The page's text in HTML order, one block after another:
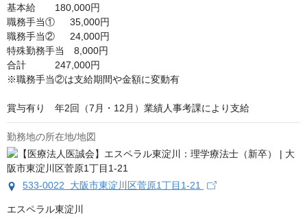
基本給　　180,000円
職務手当①　  35,000円
職務手当②　  24,000円
特殊勤務手当　8,000円
合計　　　247,000円
※職務手当②は支給期間や金額に変動有
賞与有り　年2回（7月・12月）業績人事考課により支給
勤務地の所在地/地図
533-0022 大阪市東淀川区菅原1丁目1-21
エスペラル東淀川